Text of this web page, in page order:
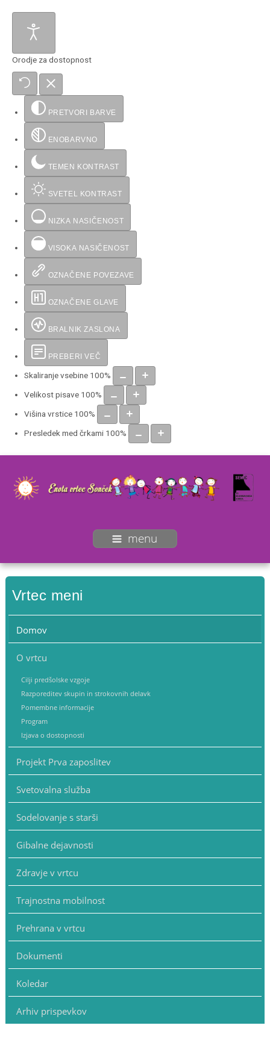
Orodje za dostopnost
PRETVORI BARVE
ENOBARVNO
TEMEN KONTRAST
SVETEL KONTRAST
NIZKA NASIČENOST
VISOKA NASIČENOST
OZNAČENE POVEZAVE
OZNAČENE GLAVE
BRALNIK ZASLONA
PREBERI VEČ
Skaliranje vsebine 100%
Velikost pisave 100%
Višina vrstice 100%
Presledek med črkami 100%
menu
Vrtec meni
Domov
O vrtcu
Cilji predšolske vzgoje
Razporeditev skupin in strokovnih delavk
Pomembne informacije
Program
Izjava o dostopnosti
Projekt Prva zaposlitev
Svetovalna služba
Sodelovanje s starši
Gibalne dejavnosti
Zdravje v vrtcu
Trajnostna mobilnost
Prehrana v vrtcu
Dokumenti
Koledar
Arhiv prispevkov